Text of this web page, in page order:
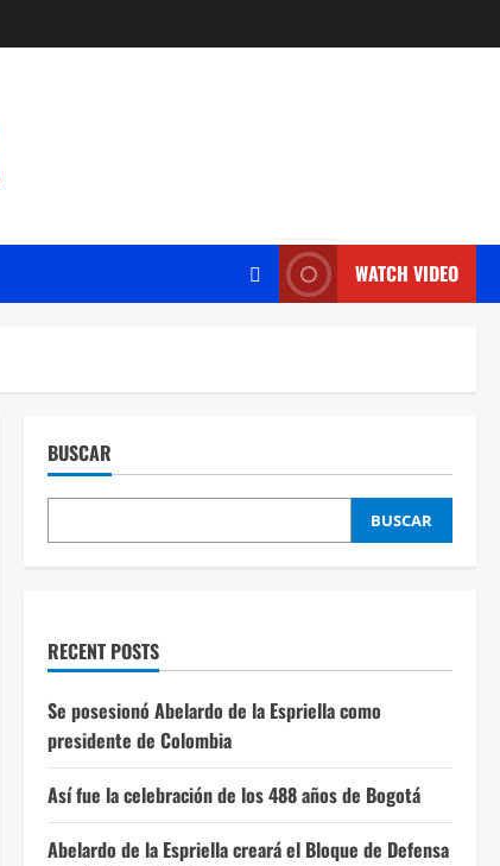
WATCH VIDEO
BUSCAR
BUSCAR
RECENT POSTS
Se posesionó Abelardo de la Espriella como
presidente de Colombia
Así fue la celebración de los 488 años de Bogotá
Abelardo de la Espriella creará el Bloque de Defensa